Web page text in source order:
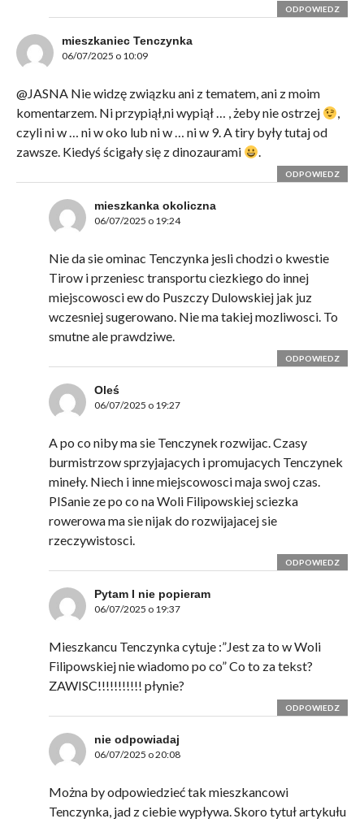
ODPOWIEDZ
mieszkaniec Tenczynka
06/07/2025 o 10:09
@JASNA Nie widzę związku ani z tematem, ani z moim
komentarzem. Ni przypiął,ni wypiął … , żeby nie ostrzej
,
czyli ni w … ni w oko lub ni w … ni w 9. A tiry były tutaj od
zawsze. Kiedyś ścigały się z dinozaurami
.
ODPOWIEDZ
mieszkanka okoliczna
06/07/2025 o 19:24
Nie da sie ominac Tenczynka jesli chodzi o kwestie
Tirow i przeniesc transportu ciezkiego do innej
miejscowosci ew do Puszczy Dulowskiej jak juz
wczesniej sugerowano. Nie ma takiej mozliwosci. To
smutne ale prawdziwe.
ODPOWIEDZ
Oleś
06/07/2025 o 19:27
A po co niby ma sie Tenczynek rozwijac. Czasy
burmistrzow sprzyjajacych i promujacych Tenczynek
mineły. Niech i inne miejscowosci maja swoj czas.
PISanie ze po co na Woli Filipowskiej sciezka
rowerowa ma sie nijak do rozwijajacej sie
rzeczywistosci.
ODPOWIEDZ
Pytam I nie popieram
06/07/2025 o 19:37
Mieszkancu Tenczynka cytuje :”Jest za to w Woli
Filipowskiej nie wiadomo po co” Co to za tekst?
ZAWISC!!!!!!!!!!! płynie?
ODPOWIEDZ
nie odpowiadaj
06/07/2025 o 20:08
Można by odpowiedzieć tak mieszkancowi
Tenczynka, jad z ciebie wypływa. Skoro tytuł artykułu